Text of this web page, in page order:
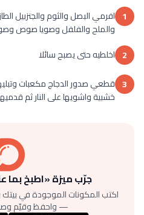
1 افرمي البصل والثوم والجنزبيل
والملح والفلفل وصويا صوص
2 اخلطيه حتى يصبح سائلا
3 قطعي صدور الدجاج مكعبات
خشبية واشويها على النار ثم
جرّب ميزة «اطبخ بما
اكتب المكونات الموجودة في
— واحفظ وقيّم